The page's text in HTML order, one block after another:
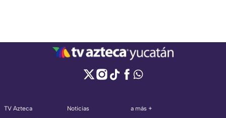
TV Azteca
Noticias
a más +